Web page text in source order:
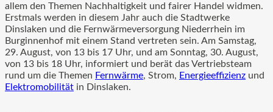
allem den Themen Nachhaltigkeit und fairer Handel widmen.
Erstmals werden in diesem Jahr auch die Stadtwerke
Dinslaken und die Fernwärmeversorgung Niederrhein im
Burginnenhof mit einem Stand vertreten sein. Am Samstag,
29. August, von 13 bis 17 Uhr, und am Sonntag, 30. August,
von 13 bis 18 Uhr, informiert und berät das Vertriebsteam
rund um die Themen Fernwärme, Strom, Energieeffizienz und
Elektromobilität in Dinslaken.